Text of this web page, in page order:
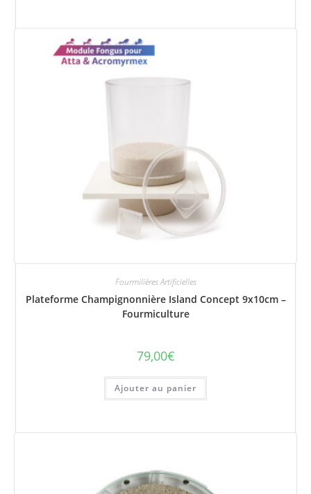
Fourmilières Artificielles
Plateforme Champignonnière Island Concept 9x10cm –
Fourmiculture
79,00€
Ajouter au panier